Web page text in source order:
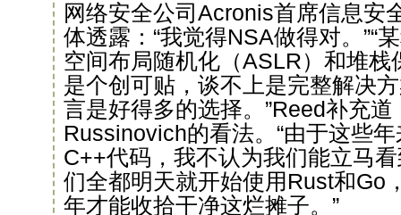
网络安全公司Acronis首席信息安
体透露：“我觉得NSA做得对。”“
空间布局随机化（ASLR）和堆栈
是个创可贴，谈不上是完整解决
言是好得多的选择。”Reed补充
Russinovich的看法。“由于这些
C++代码，我不认为我们能立马
们全都明天就开始使用Rust和Go
年才能收拾干净这烂摊子。”